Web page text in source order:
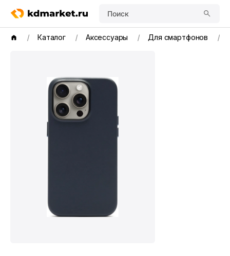
Поиск
Каталог Аксессуары Для смартфонов